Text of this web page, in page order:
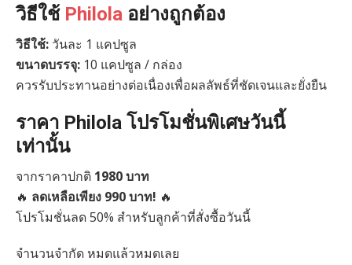
วิธีใช้ Philola อย่างถูกต้อง
วิธีใช้: วันละ 1 แคปซูล
ขนาดบรรจุ: 10 แคปซูล / กล่อง
ควรรับประทานอย่างต่อเนื่องเพื่อผลลัพธ์ที่ชัดเจนและยั่งยืน
ราคา Philola โปรโมชั่นพิเศษวันนี้
เท่านั้น
จากราคาปกติ 1980 บาท
🔥 ลดเหลือเพียง 990 บาท! 🔥
โปรโมชั่นลด 50% สำหรับลูกค้าที่สั่งซื้อวันนี้
จำนวนจำกัด หมดแล้วหมดเลย